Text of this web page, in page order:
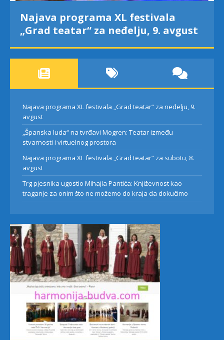
Najava programa XL festivala
„Grad teatar“ za neđelju, 9. avgust
Najava programa XL festivala „Grad teatar“ za neđelju, 9.
avgust
„Španska luda“ na tvrđavi Mogren: Teatar između
stvarnosti i virtuelnog prostora
Najava programa XL festivala „Grad teatar“ za subotu, 8.
avgust
Trg pjesnika ugostio Mihajla Pantića: Književnost kao
traganje za onim što ne možemo do kraja da dokučimo